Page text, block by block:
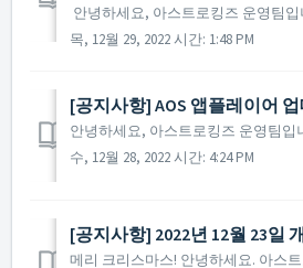
목, 12월 29, 2022 시간: 1:48 PM
[공지사항] AOS 앱플레이어
수, 12월 28, 2022 시간: 4:24 PM
[공지사항] 2022년 12월 23일